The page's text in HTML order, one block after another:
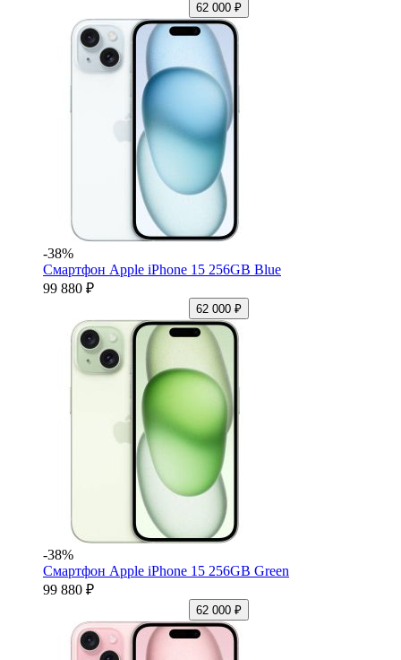
62 000 ₽
-38%
Смартфон Apple iPhone 15 256GB Blue
99 880 ₽
62 000 ₽
-38%
Смартфон Apple iPhone 15 256GB Green
99 880 ₽
62 000 ₽